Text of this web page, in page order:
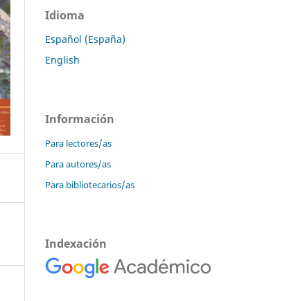
Idioma
Español (España)
English
Información
Para lectores/as
Para autores/as
Para bibliotecarios/as
Indexación